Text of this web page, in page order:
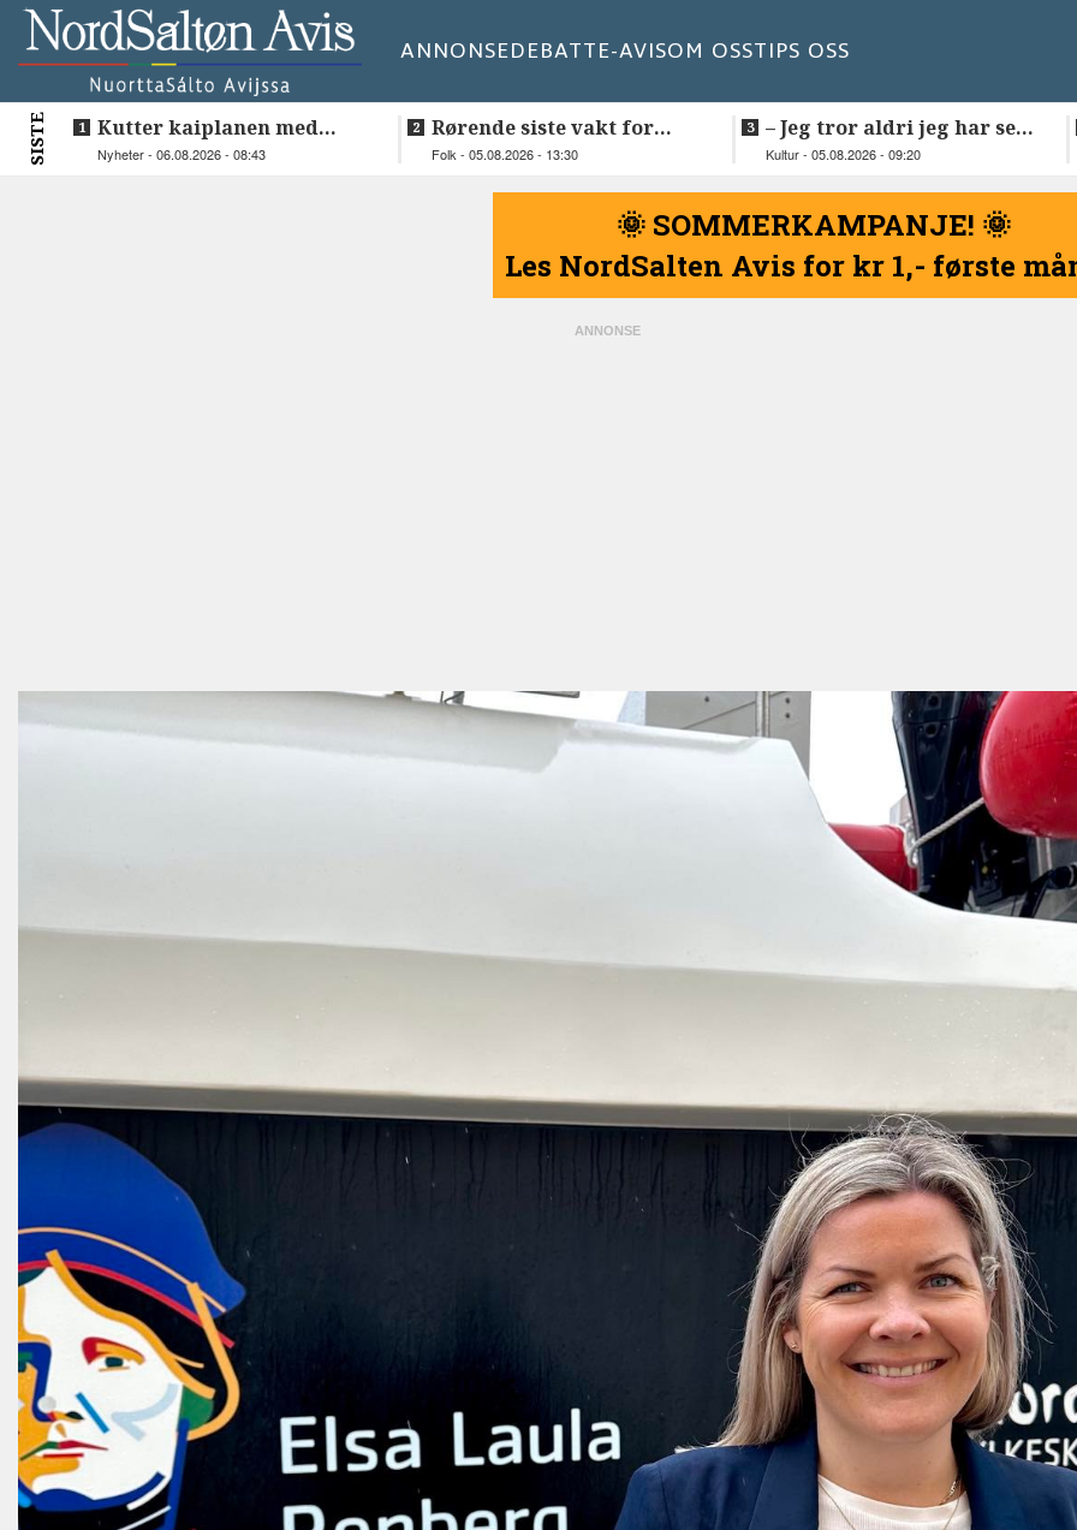
ANNONSEDEBATTE-AVISOM OSSTIPS OSS
SISTE
Kutter kaiplanen med
flere hundre millioner
Nyheter - 06.08.2026 - 08:43
Rørende siste vakt for
Inge på Helnessund-kaia
Folk - 05.08.2026 - 13:30
–⁠ Jeg tror aldri jeg har sett
så vakker natur
Kultur - 05.08.2026 - 09:20
🌞 SOMMERKAMPANJE! 🌞
Les NordSalten Avis for kr 1,- første